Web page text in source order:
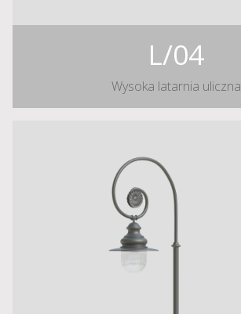
L/04
Wysoka latarnia uliczna